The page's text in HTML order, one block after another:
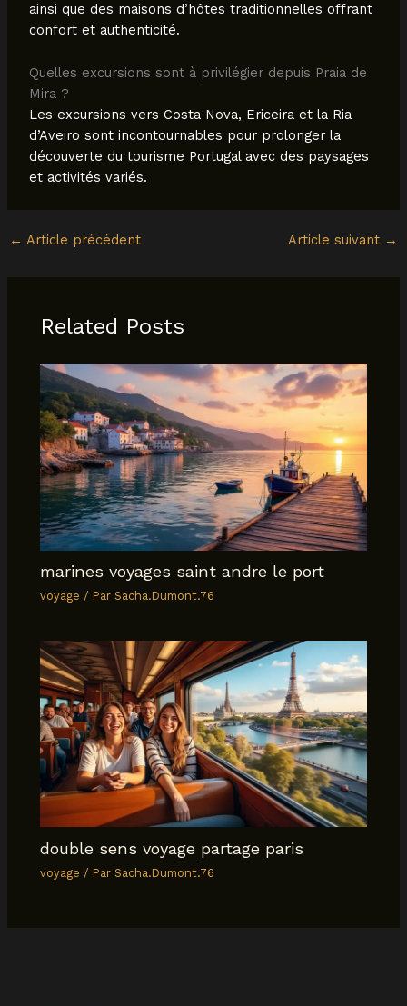
ainsi que des maisons d’hôtes traditionnelles offrant
confort et authenticité.
Quelles excursions sont à privilégier depuis Praia de
Mira ?
Les excursions vers Costa Nova, Ericeira et la Ria
d’Aveiro sont incontournables pour prolonger la
découverte du tourisme Portugal avec des paysages
et activités variés.
← Article précédent Article suivant →
Related Posts
marines voyages saint andre le port
voyage / ParSacha.Dumont.76
double sens voyage partage paris
voyage / ParSacha.Dumont.76